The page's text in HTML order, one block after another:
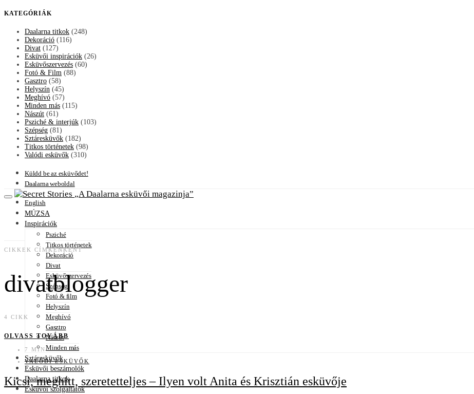
KATEGÓRIÁK
Daalarna titkok (248)
Dekoráció (116)
Divat (127)
Esküvői inspirációk (26)
Esküvőszervezés (60)
Fotó & Film (88)
Gasztro (58)
Helyszín (45)
Meghívó (57)
Minden más (115)
Nászút (61)
Psziché & interjúk (103)
Szépség (81)
Sztáresküvők (182)
Titkos történetek (98)
Valódi esküvők (310)
Küldd be az esküvődet!
Daalarna weboldal
English
A Daalarna esküvői magazinja
MÚZSA
Inspirációk
Psziché
Titkos történetek
Dekoráció
Divat
Esküvőszervezés
Szépség
Fotó & film
Helyszín
Meghívó
Gasztro
Nászút
Minden más
Sztáresküvők
Esküvői beszámolók
Daalarna titkok
Esküvői szolgáltatók
CIKKEK CÍMKÉNKÉNT
divatblogger
4 CIKK
OLVASS TOVÁBB
7 MIN
VALÓDI ESKÜVŐK
Kicsi, meghitt, szeretetteljes – Ilyen volt Anita és Krisztián esküvője